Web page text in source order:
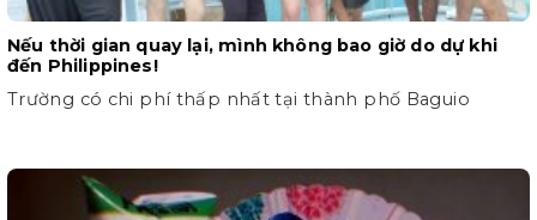
Nếu thời gian quay lại, mình không bao giờ do dự khi
đến Philippines!
Trường có chi phí thấp nhất tại thành phố Baguio